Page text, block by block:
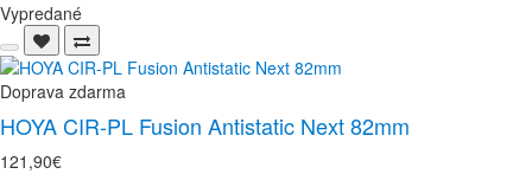
Vypredané
Doprava zdarma
HOYA CIR-PL Fusion Antistatic Next 82mm
121,90€